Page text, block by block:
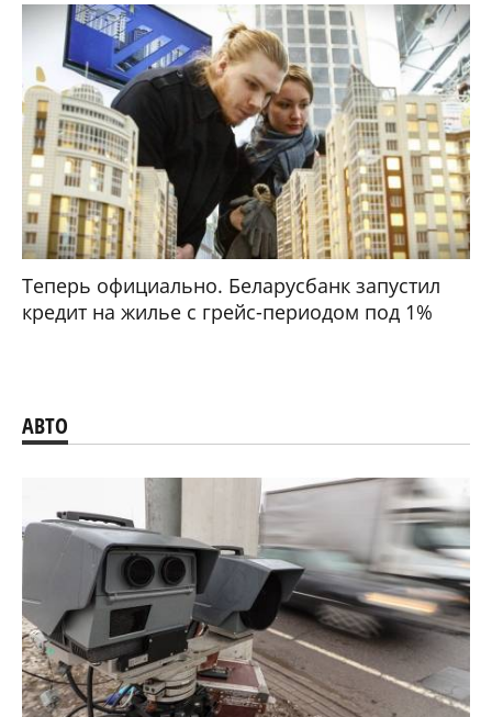
Теперь официально. Беларусбанк запустил
кредит на жилье с грейс-периодом под 1%
АВТО